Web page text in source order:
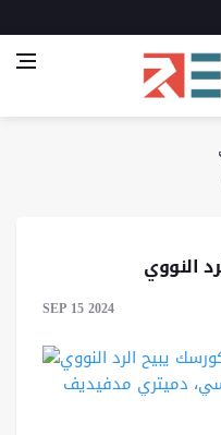
النووي
SEP 15 2024
دميتري مدفيديف